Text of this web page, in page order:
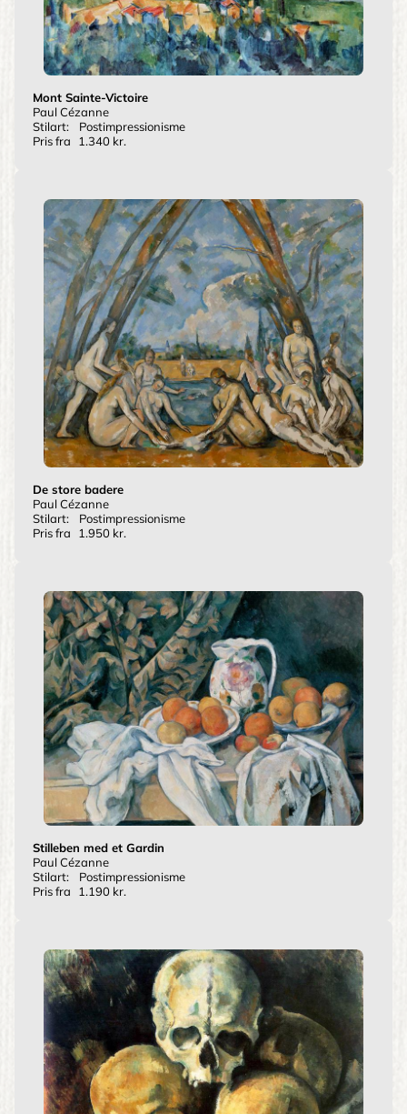
Mont Sainte-Victoire
Paul Cézanne
Stilart:
Postimpressionisme
Pris fra
1.340 kr.
De store badere
Paul Cézanne
Stilart:
Postimpressionisme
Pris fra
1.950 kr.
Stilleben med et Gardin
Paul Cézanne
Stilart:
Postimpressionisme
Pris fra
1.190 kr.